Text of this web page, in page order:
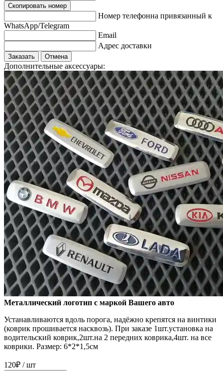
Скопировать номер
Номер телефонна привязанный к
WhatsApp/Telegram
Email
Адрес доставки
Заказать Отмена
Дополнительные аксессуары:
Металлический логотип с маркой Вашего авто
Устанавливаются вдоль порога, надёжно крепятся на винтики
(коврик прошивается насквозь). При заказе 1шт.установка на
водительский коврик,2шт.на 2 передних коврика,4шт. на все
коврики. Размер: 6*2*1,5см
120₽ / шт